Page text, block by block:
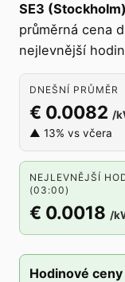
SE3 (Stockholm)
průměrná cena
nejlevnější
DNEŠNÍ PRŮMĚR
€ 0.0082 /
▲ 13% vs včera
NEJLEVNĚJŠÍ
(03:00)
€ 0.0018 /
Hodinové